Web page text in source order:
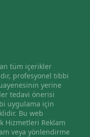
tüm içerikler
profesyonel tıbbi
yerine
tedavi önerisi
uygulama için
Bu web
Hizmetleri Reklam
veya yönlendirme